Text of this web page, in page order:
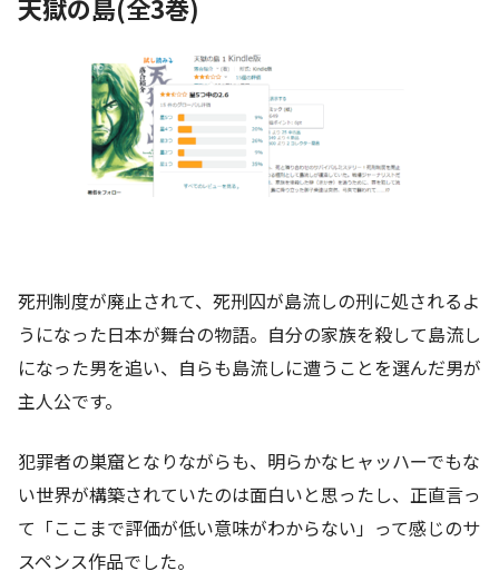
天獄の島(全3巻)
死刑制度が廃止されて、死刑囚が島流しの刑に処されるよ
うになった日本が舞台の物語。自分の家族を殺して島流し
になった男を追い、自らも島流しに遭うことを選んだ男が
主人公です。
犯罪者の巣窟となりながらも、明らかなヒャッハーでもな
い世界が構築されていたのは面白いと思ったし、正直言っ
て「ここまで評価が低い意味がわからない」って感じのサ
スペンス作品でした。